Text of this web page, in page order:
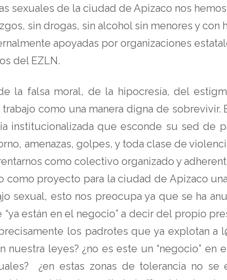
sexuales de la ciudad de Apizaco nos
sin drogas, sin alcohol sin menores y con
apoyadas por organizaciones
del EZLN.
la falsa moral, de la hipocresía, del
como una manera digna de sobrevivir.
institucionalizada que esconde su sed de
amenazas, golpes, y toda clase de
como colectivo organizado y
como proyecto para la ciudad de Apizaco
sexual, esto nos preocupa ya que se ha
están en el negocio” a decir del propio
los padrotes que ya explotan a
leyes? ¿no es este un “negocio” en
¿en estas zonas de tolerancia no